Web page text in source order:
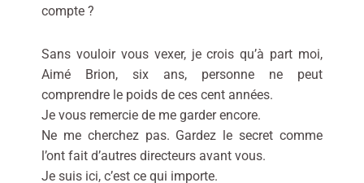
compte ?
Sans vouloir vous vexer, je crois qu’à part moi,
Aimé Brion, six ans, personne ne peut
comprendre le poids de ces cent années.
Je vous remercie de me garder encore.
Ne me cherchez pas. Gardez le secret comme
l’ont fait d’autres directeurs avant vous.
Je suis ici, c’est ce qui importe.